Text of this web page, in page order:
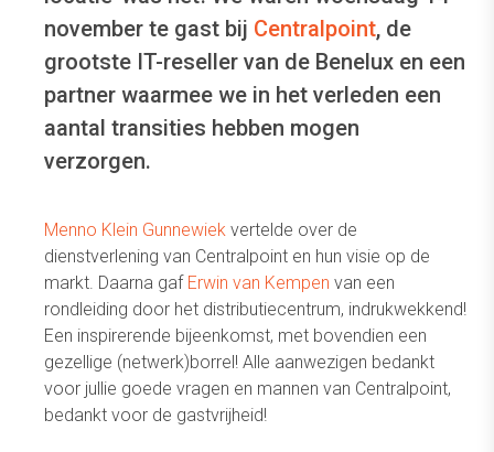
november te gast bij Centralpoint, de
grootste IT-reseller van de Benelux en een
partner waarmee we in het verleden een
aantal transities hebben mogen
verzorgen.
Menno Klein Gunnewiek vertelde over de
dienstverlening van Centralpoint en hun visie op de
markt. Daarna gaf Erwin van Kempen van een
rondleiding door het distributiecentrum, indrukwekkend!
Een inspirerende bijeenkomst, met bovendien een
gezellige (netwerk)borrel! Alle aanwezigen bedankt
voor jullie goede vragen en mannen van Centralpoint,
bedankt voor de gastvrijheid!